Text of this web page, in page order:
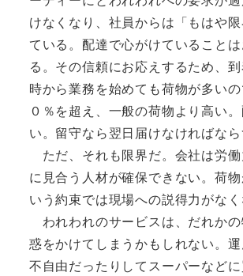
けなくなり、社員からは「もはや
ている。配達で心がけていること
る。その信頼にお応えするため、
時から業務を始めても荷物が多い
０％を超え、一般の荷物より高い
い。留守なら翌日届けなければな
ただ、それも限界だ。会社は労
に見合う人材が確保できない。荷
いう約束では現場への説得力がなく
われわれのサービスは、だれか
惑をかけてしまうかもしれない。
不自由だったりしてスーパーなど